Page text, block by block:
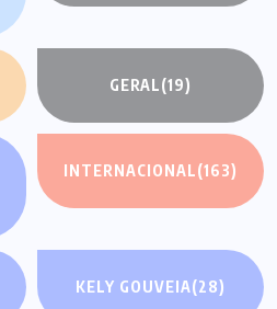
GERAL(19)
INTERNACIONAL(163)
KELY GOUVEIA(28)